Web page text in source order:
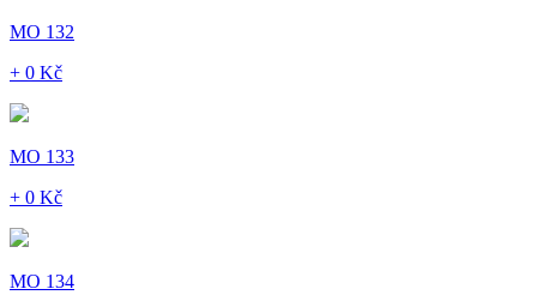
MO 132
+ 0 Kč
MO 133
+ 0 Kč
MO 134